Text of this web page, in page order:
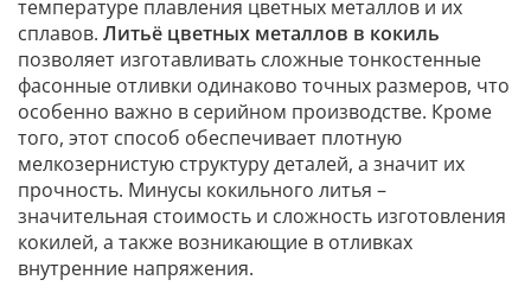
температуре плавления цветных металлов и их
сплавов. Литьё цветных металлов в кокиль
позволяет изготавливать сложные тонкостенные
фасонные отливки одинаково точных размеров, что
особенно важно в серийном производстве. Кроме
того, этот способ обеспечивает плотную
мелкозернистую структуру деталей, а значит их
прочность. Минусы кокильного литья –
значительная стоимость и сложность изготовления
кокилей, а также возникающие в отливках
внутренние напряжения.